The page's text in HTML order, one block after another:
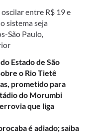
entre R$ 19 e
sistema seja
São Paulo,
Estado de São
o Rio Tietê
prometido para
do Morumbi
que liga
é adiado; saiba